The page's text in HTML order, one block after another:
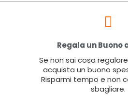
Regala un Buono
Se non sai cosa
acquista un buono
Risparmi tempo e non
sbagliare.